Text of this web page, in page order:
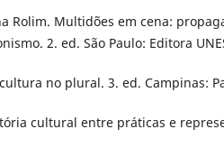
Rolim. Multidões em cena:
2. ed. São Paulo: Editora
no plural. 3. ed. Campinas:
cultural entre práticas e